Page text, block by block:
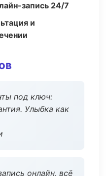
запись 24/7
и
под ключ:
Улыбка как
онлайн, всё